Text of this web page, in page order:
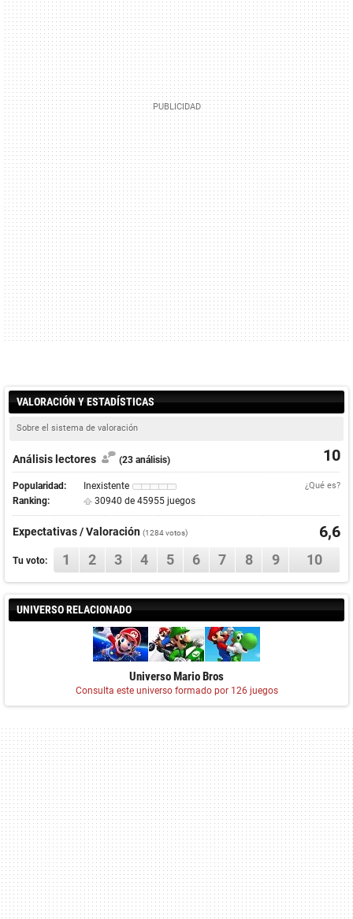
VALORACIÓN Y ESTADÍSTICAS
Sobre el sistema de valoración
10
Análisis lectores (23 análisis)
Popularidad: Inexistente ¿Qué es?
Ranking: 30940 de 45955 juegos
Expectativas / Valoración (1284votos) 6,6
Tu voto: 1 2 3 4 5 6 7 8 9 10
UNIVERSO RELACIONADO
Universo Mario Bros
Consulta este universo formado por 126 juegos